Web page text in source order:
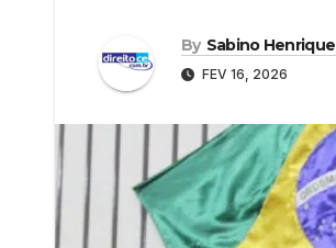
By Sabino Henrique
FEV 16, 2026